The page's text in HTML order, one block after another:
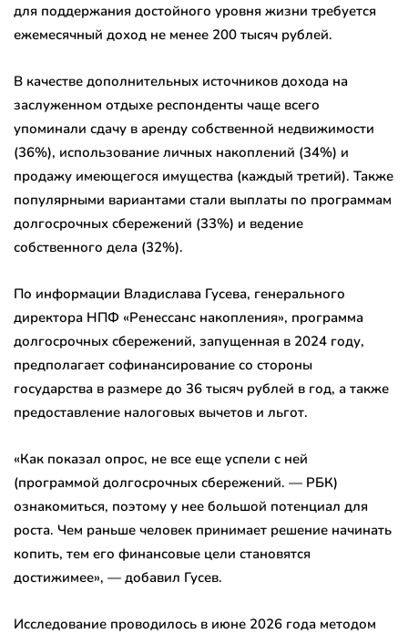
для поддержания достойного уровня жизни требуется
ежемесячный доход не менее 200 тысяч рублей.
В качестве дополнительных источников дохода на
заслуженном отдыхе респонденты чаще всего
упоминали сдачу в аренду собственной недвижимости
(36%), использование личных накоплений (34%) и
продажу имеющегося имущества (каждый третий). Также
популярными вариантами стали выплаты по программам
долгосрочных сбережений (33%) и ведение
собственного дела (32%).
По информации Владислава Гусева, генерального
директора НПФ «Ренессанс накопления», программа
долгосрочных сбережений, запущенная в 2024 году,
предполагает софинансирование со стороны
государства в размере до 36 тысяч рублей в год, а также
предоставление налоговых вычетов и льгот.
«Как показал опрос, не все еще успели с ней
(программой долгосрочных сбережений. — РБК)
ознакомиться, поэтому у нее большой потенциал для
роста. Чем раньше человек принимает решение начинать
копить, тем его финансовые цели становятся
достижимее», — добавил Гусев.
Исследование проводилось в июне 2026 года методом